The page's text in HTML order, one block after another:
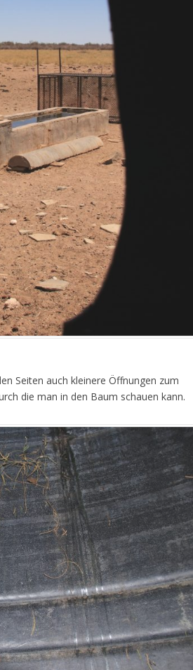
Seiten auch kleinere Öffnungen zum
die man in den Baum schauen kann.